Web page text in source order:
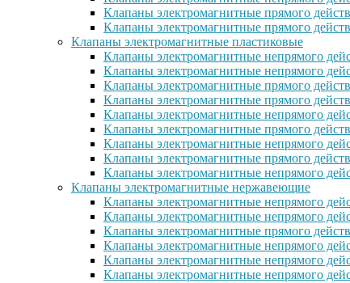
Клапаны электромагнитные прямого
Клапаны электромагнитные прямого
Клапаны электромагнитные пластиковые
Клапаны электромагнитные непрямого
Клапаны электромагнитные непрямого
Клапаны электромагнитные прямого
Клапаны электромагнитные прямого
Клапаны электромагнитные непрямого
Клапаны электромагнитные прямого
Клапаны электромагнитные непрямого
Клапаны электромагнитные прямого
Клапаны электромагнитные непрямого
Клапаны электромагнитные нержавеющие
Клапаны электромагнитные непрямого
Клапаны электромагнитные непрямого
Клапаны электромагнитные прямого
Клапаны электромагнитные непрямого
Клапаны электромагнитные непрямого
Клапаны электромагнитные непрямого